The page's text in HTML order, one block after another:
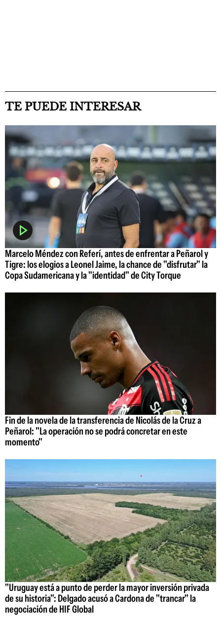
TE PUEDE INTERESAR
Marcelo Méndez con Referí, antes de enfrentar a Peñarol y
Tigre: los elogios a Leonel Jaime, la chance de "disfrutar" la
Copa Sudamericana y la "identidad" de City Torque
Fin de la novela de la transferencia de Nicolás de la Cruz a
Peñarol: "La operación no se podrá concretar en este
momento"
"Uruguay está a punto de perder la mayor inversión privada
de su historia": Delgado acusó a Cardona de "trancar" la
negociación de HIF Global